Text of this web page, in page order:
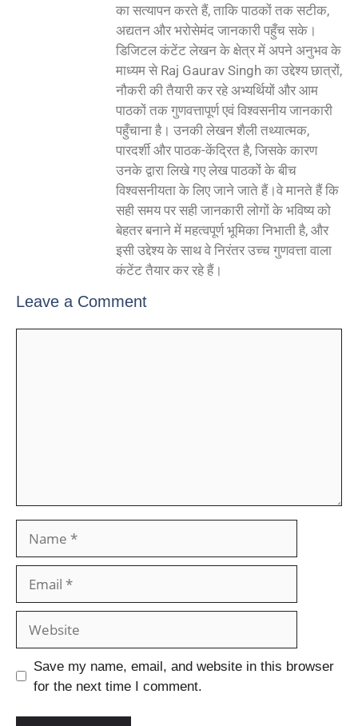
का सत्यापन करते हैं, ताकि पाठकों तक सटीक,
अद्यतन और भरोसेमंद जानकारी पहुँच सके।
डिजिटल कंटेंट लेखन के क्षेत्र में अपने अनुभव के
माध्यम से Raj Gaurav Singh का उद्देश्य छात्रों,
नौकरी की तैयारी कर रहे अभ्यर्थियों और आम
पाठकों तक गुणवत्तापूर्ण एवं विश्वसनीय जानकारी
पहुँचाना है। उनकी लेखन शैली तथ्यात्मक,
पारदर्शी और पाठक-केंद्रित है, जिसके कारण
उनके द्वारा लिखे गए लेख पाठकों के बीच
विश्वसनीयता के लिए जाने जाते हैं।वे मानते हैं कि
सही समय पर सही जानकारी लोगों के भविष्य को
बेहतर बनाने में महत्वपूर्ण भूमिका निभाती है, और
इसी उद्देश्य के साथ वे निरंतर उच्च गुणवत्ता वाला
कंटेंट तैयार कर रहे हैं।
Leave a Comment
Save my name, email, and website in this browser
for the next time I comment.